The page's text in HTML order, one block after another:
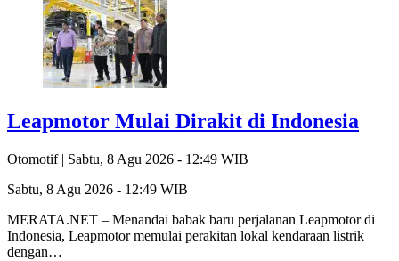
Leapmotor Mulai Dirakit di Indonesia
Otomotif | Sabtu, 8 Agu 2026 - 12:49 WIB
Sabtu, 8 Agu 2026 - 12:49 WIB
MERATA.NET – Menandai babak baru perjalanan Leapmotor di
Indonesia, Leapmotor memulai perakitan lokal kendaraan listrik
dengan…